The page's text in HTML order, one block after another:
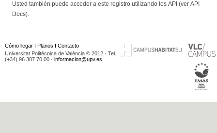
Usted también puede acceder a este registro utilizando los API (ver API
Docs).
Cómo llegar I Planos I Contacto
Universitat Politècnica de València © 2012 · Tel.
(+34) 96 387 70 00 · informacion@upv.es